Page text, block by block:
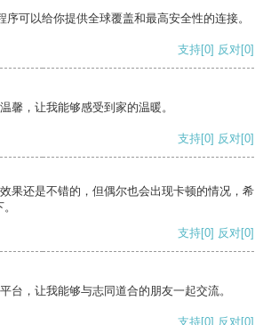
可以给你提供全球覆盖和最高安全性的连接。
支持[0] 反对[0]
馨，让我能够感受到家的温暖。
支持[0] 反对[0]
果还是不错的，但偶尔也会出现卡顿的情况，希
支持[0] 反对[0]
台，让我能够与志同道合的朋友一起交流。
支持[0] 反对[0]